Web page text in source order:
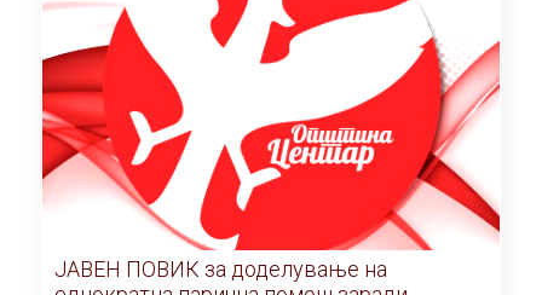
ЈАВЕН ПОВИК за доделување на